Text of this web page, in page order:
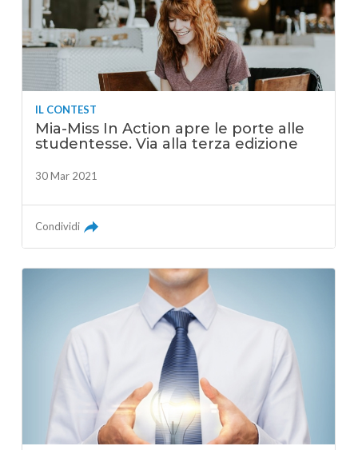
IL CONTEST
Mia-Miss In Action apre le porte alle
studentesse. Via alla terza edizione
30 Mar 2021
Condividi